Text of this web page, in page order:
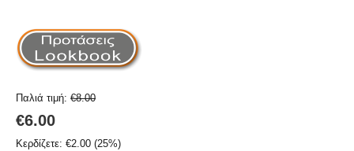
Παλιά τιμή: €8.00
€6.00
Κερδίζετε: €2.00 (25%)